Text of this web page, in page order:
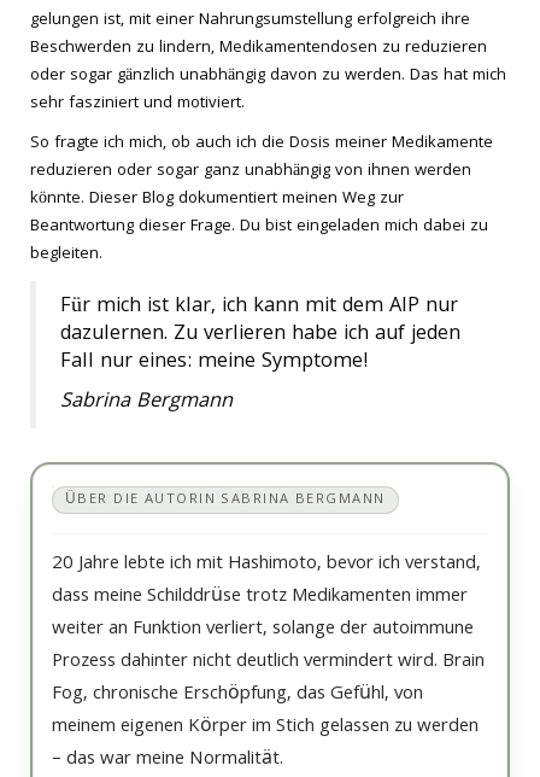
gelungen ist, mit einer Nahrungsumstellung erfolgreich ihre
Beschwerden zu lindern, Medikamentendosen zu reduzieren
oder sogar gänzlich unabhängig davon zu werden. Das hat mich
sehr fasziniert und motiviert.
So fragte ich mich, ob auch ich die Dosis meiner Medikamente
reduzieren oder sogar ganz unabhängig von ihnen werden
könnte. Dieser Blog dokumentiert meinen Weg zur
Beantwortung dieser Frage. Du bist eingeladen mich dabei zu
begleiten.
Für mich ist klar, ich kann mit dem AIP nur
dazulernen. Zu verlieren habe ich auf jeden
Fall nur eines: meine Symptome!
Sabrina Bergmann
ÜBER DIE AUTORIN SABRINA BERGMANN
20 Jahre lebte ich mit Hashimoto, bevor ich verstand,
dass meine Schilddrüse trotz Medikamenten immer
weiter an Funktion verliert, solange der autoimmune
Prozess dahinter nicht deutlich vermindert wird. Brain
Fog, chronische Erschöpfung, das Gefühl, von
meinem eigenen Körper im Stich gelassen zu werden
– das war meine Normalität.